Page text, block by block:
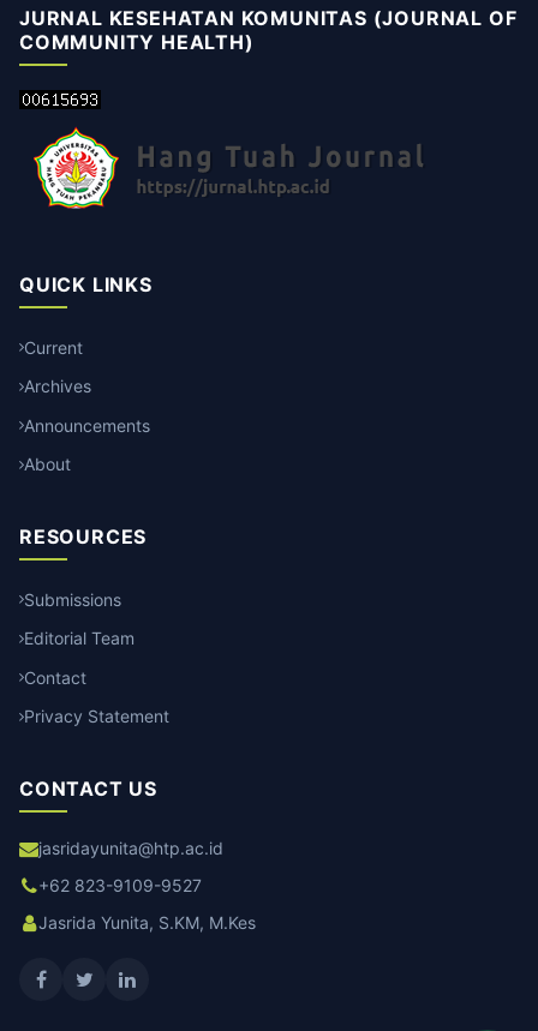
JURNAL KESEHATAN KOMUNITAS (JOURNAL OF
COMMUNITY HEALTH)
QUICK LINKS
Current
Archives
Announcements
About
RESOURCES
Submissions
Editorial Team
Contact
Privacy Statement
CONTACT US
jasridayunita@htp.ac.id
+62 823-9109-9527
Jasrida Yunita, S.KM, M.Kes